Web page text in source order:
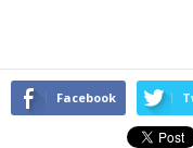
Facebook